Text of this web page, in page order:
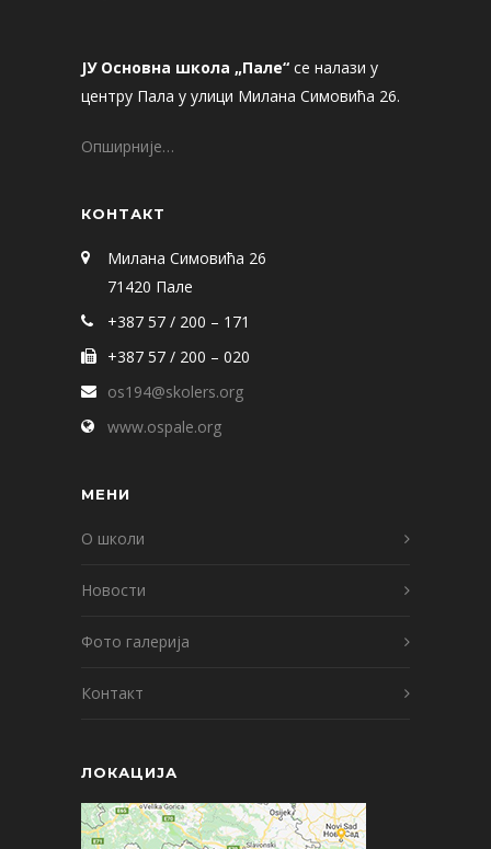
ЈУ Основна школа „Пале“ се налази у
центру Пала у улици Милана Симовића 26.
Опширније…
КОНТАКТ
Милана Симовића 26
71420 Пале
+387 57 / 200 – 171
+387 57 / 200 – 020
os194@skolers.org
www.ospale.org
МЕНИ
О школи
Новости
Фото галерија
Контакт
ЛОКАЦИЈА